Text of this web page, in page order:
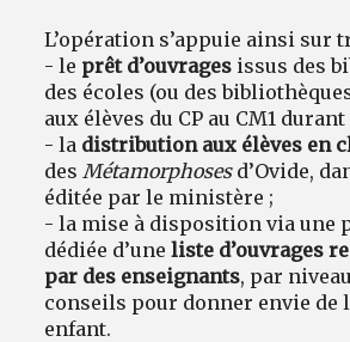
L’opération s’appuie ainsi sur
- le prêt d’ouvrages issus des
des écoles (ou des
aux élèves du CP au CM1 durant
- la distribution aux élèves en
des Métamorphosesd’Ovide,
éditée par le ministère ;
- la mise à disposition via une
dédiée d’uneliste d’ouvrages
par des enseignants, par
conseils pour donner envie de
enfant.